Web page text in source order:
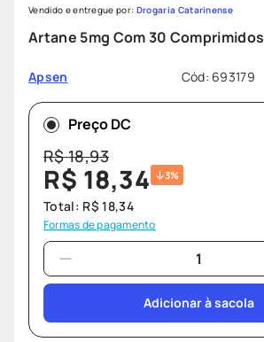
9º
fralda pampers
10
Artane 5mg Com 30 Comprimidos
Apsen Cód: 693179
Vendido e entregue por: Drogaria Catarinense
Preço DC
R$18,93
R$ 18,34 3%
Total: R$ 18,34
Formas de pagamento
Adicionar à sacola